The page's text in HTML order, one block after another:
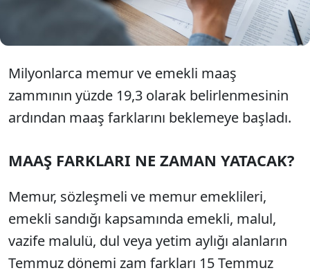
şubelerindeki hesaplarına yatırılacak.
Milyonlarca memur ve emekli maaş
zammının yüzde 19,3 olarak belirlenmesinin
ardından maaş farklarını beklemeye başladı.
MAAŞ FARKLARI NE ZAMAN YATACAK?
Memur, sözleşmeli ve memur emeklileri,
emekli sandığı kapsamında emekli, malul,
vazife malulü, dul veya yetim aylığı alanların
Temmuz dönemi zam farkları 15 Temmuz